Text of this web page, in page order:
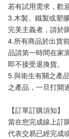
若有試用需求，歡
3.木製、鐵製或塑
完美主義者，請於
4.所有商品於出貨
品請第一時間在家
即不接受退換貨。
5.與衛生有關之產
之產品，一旦打開
【訂單訂購須知】
當在您完成線上訂
代表交易已經完成